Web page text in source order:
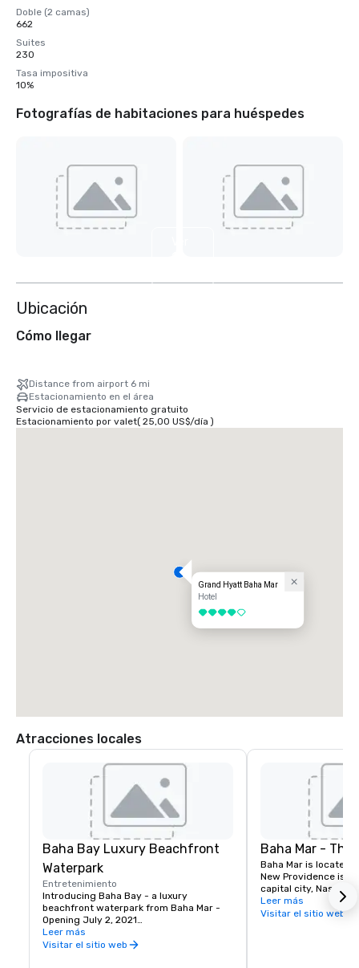
Doble (2 camas)
662
Suites
230
Tasa impositiva
10%
Fotografías de habitaciones para huéspedes
Ubicación
Cómo llegar
Distance from airport 6 mi
Estacionamiento en el área
Servicio de estacionamiento gratuito
Estacionamiento por valet( 25,00 US$/día )
Grand Hyatt Baha Mar
Hotel
4 de 5
Atracciones locales
Baha Bay Luxury Beachfront
Waterpark
Entretenimiento
Introducing Baha Bay - a luxury
beachfront waterpark from Baha Mar -
Opening July 2, 2021
Inspired by the natural beauty of The
Leer más
Visitar el sitio web
Baha Mar - The
Baha Mar is located
New Providence
capital city, Nassau.
hectares along one
beautiful white sand
Leer más
Visitar el sitio web